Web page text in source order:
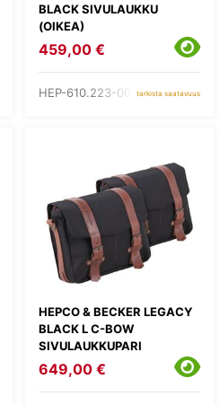
BLACK SIVULAUKKU
(OIKEA)
459,00 €
HEP-610.223-00-11tarkista saatavuus
HEPCO & BECKER LEGACY
BLACK L C-BOW
SIVULAUKKUPARI
649,00 €